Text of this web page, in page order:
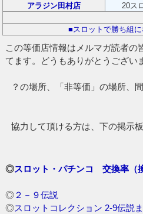
アラジン田村店
20ス
■スロットで勝ち組
この等価店情報はメルマガ読者の
てます。どうもありがとうござい
？の場所、「非等価」の場所、
協力して頂ける方は、下の掲示
◎スロット・パチンコ 交換率（
◎２－９伝説
◎スロットコレクション 2-9伝説